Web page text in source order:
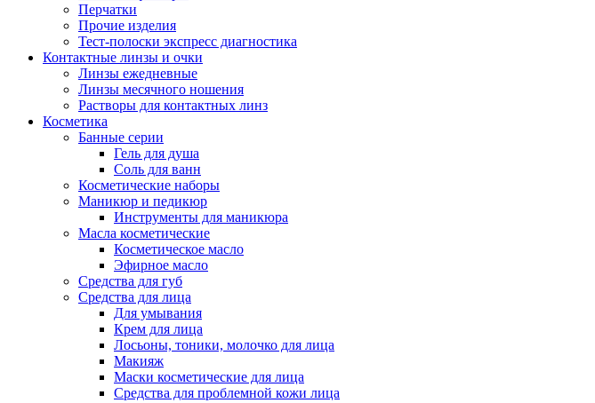
Перчатки
Прочие изделия
Тест-полоски экспресс диагностика
Контактные линзы и очки
Линзы ежедневные
Линзы месячного ношения
Растворы для контактных линз
Косметика
Банные серии
Гель для душа
Соль для ванн
Косметические наборы
Маникюр и педикюр
Инструменты для маникюра
Масла косметические
Косметическое масло
Эфирное масло
Средства для губ
Средства для лица
Для умывания
Крем для лица
Лосьоны, тоники, молочко для лица
Макияж
Маски косметические для лица
Средства для проблемной кожи лица